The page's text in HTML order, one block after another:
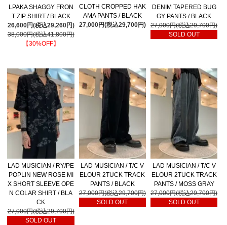
LPAKA SHAGGY FRON
T ZIP SHIRT / BLACK
26,600円(税込29,260円)
38,000円(税込41,800円)
【30%OFF】
CLOTH CROPPED HAK
AMA PANTS / BLACK
27,000円(税込29,700円)
DENIM TAPERED BUG
GY PANTS / BLACK
27,000円(税込29,700円)
SOLD OUT
LAD MUSICIAN / RY/PE
POPLIN NEW ROSE MI
X SHORT SLEEVE OPE
N COLAR SHIRT / BLA
CK
27,000円(税込29,700円)
SOLD OUT
LAD MUSICIAN / T/C V
ELOUR 2TUCK TRACK
PANTS / BLACK
27,000円(税込29,700円)
SOLD OUT
LAD MUSICIAN / T/C V
ELOUR 2TUCK TRACK
PANTS / MOSS GRAY
27,000円(税込29,700円)
SOLD OUT